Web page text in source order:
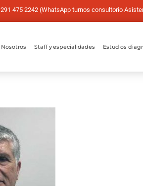
291 475 2242 (WhatsApp turnos consultorio
Nosotros Staff y especialidades Estudios